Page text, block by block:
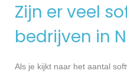
Zijn er veel
bedrijven in
Als je kijkt naar het aantal